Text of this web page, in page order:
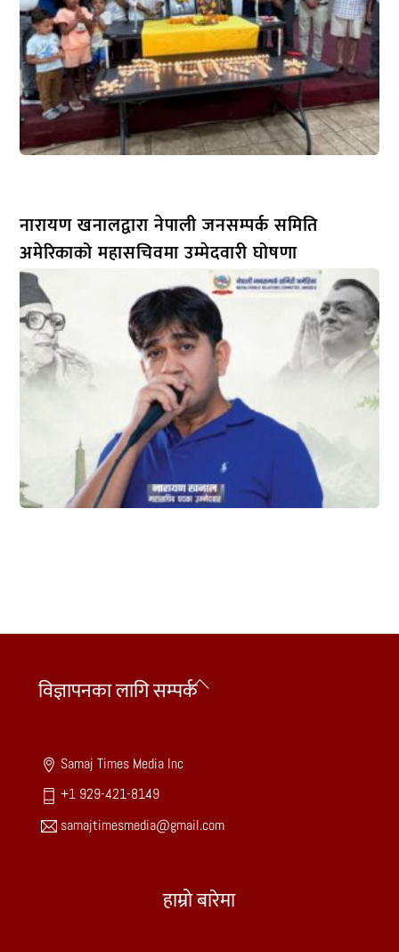
नारायण खनालद्वारा नेपाली जनसम्पर्क समिति
अमेरिकाको महासचिवमा उम्मेदवारी घोषणा
Back
विज्ञापनका लागि सम्पर्क
Samaj Times Media Inc
+1 929-421-8149
samajtimesmedia@gmail.com
हाम्रो बारेमा